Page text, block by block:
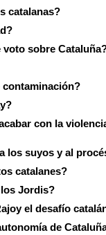
catalanas?
voto sobre
contaminación?
con la
los suyos y al
catalanes?
los Jordis?
el desafío
de